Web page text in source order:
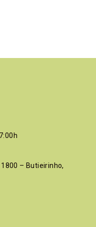
– Butieirinho,